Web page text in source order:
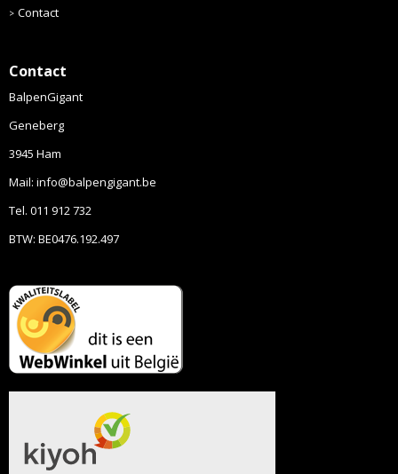
Contact
Contact
BalpenGigant
Geneberg
3945 Ham
Mail: info@balpengigant.be
Tel. 011 912 732
BTW: BE0476.192.497